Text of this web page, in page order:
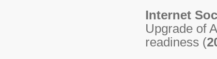
Internet
Upgrade of
readiness (